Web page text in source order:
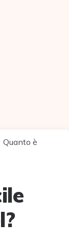
Quanto è